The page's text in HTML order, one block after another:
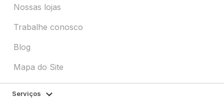
Nossas lojas
Trabalhe conosco
Blog
Mapa do Site
Serviços